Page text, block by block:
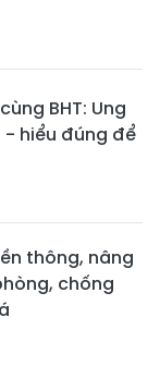
BHT: Ung
hiểu đúng để
thông, nâng
chống